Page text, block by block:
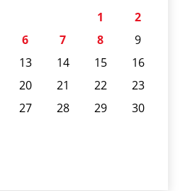
1
2
6 7 8
9
13 14 15
16
20 21 22
23
27 28 29
30